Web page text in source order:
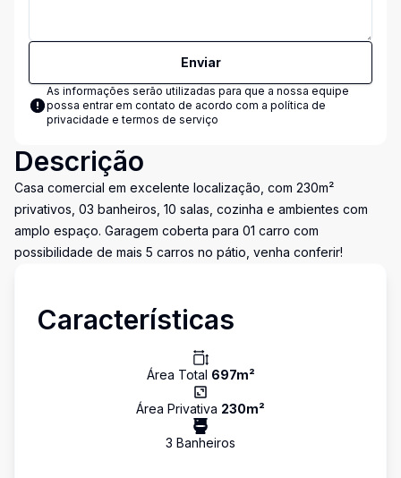
Enviar
As informações serão utilizadas para que a nossa equipe
possa entrar em contato de acordo com a política de
privacidade e termos de serviço
Descrição
Casa comercial em excelente localização, com 230m²
privativos, 03 banheiros, 10 salas, cozinha e ambientes com
amplo espaço. Garagem coberta para 01 carro com
possibilidade de mais 5 carros no pátio, venha conferir!
Características
Área Total 697m²
Área Privativa 230m²
3 Banheiros